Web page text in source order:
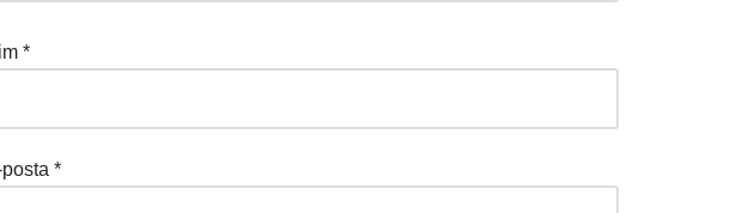
*
posta *